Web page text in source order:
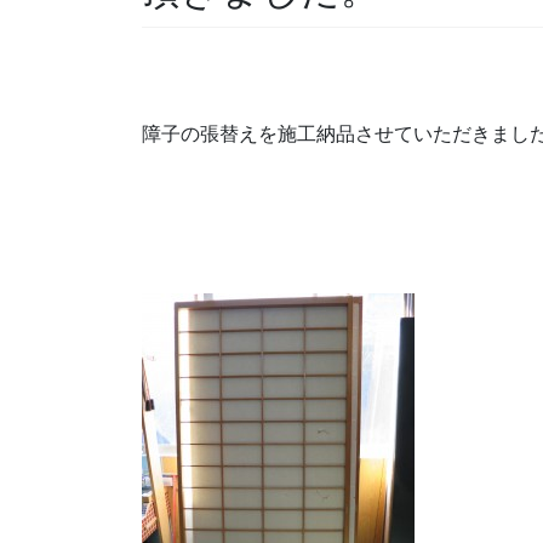
障子の張替えを施工納品させていただきまし